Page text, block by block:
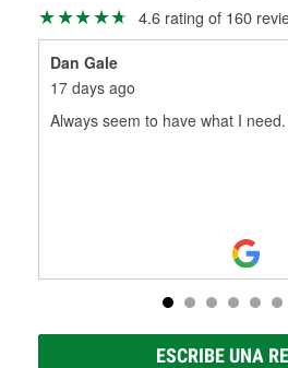
4.6 rating of 160
Dan Gale
17 days ago
Always seem to have what I need.
ESCRIBE UNA